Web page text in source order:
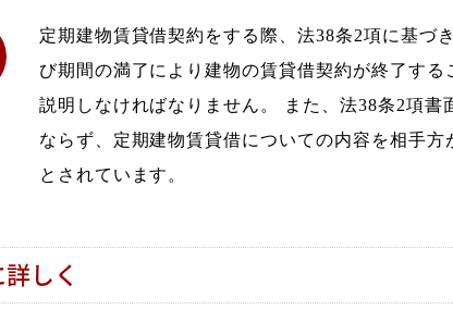
定期建物賃貸借契約をする際、法38条2項に基づ
び期間の満了により建物の賃貸借契約が終了す
説明しなければなりません。 また、法38条2項
ならず、定期建物賃貸借についての内容を相手
とされています。
しく